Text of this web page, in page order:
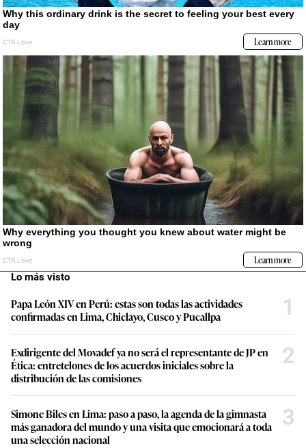
Lo más visto
Papa León XIV en Perú: estas son todas las actividades
confirmadas en Lima, Chiclayo, Cusco y Pucallpa
1
Exdirigente del Movadef ya no será el representante de JP en
Ética: entretelones de los acuerdos iniciales sobre la
distribución de las comisiones
2
Simone Biles en Lima: paso a paso, la agenda de la gimnasta
más ganadora del mundo y una visita que emocionará a toda
una selección nacional
3